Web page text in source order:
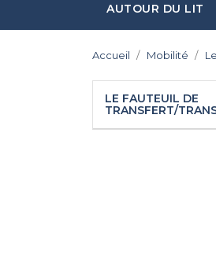
AUTOUR DU LIT
Accueil Mobilité
LE FAUTEUIL DE
TRANSFERT/